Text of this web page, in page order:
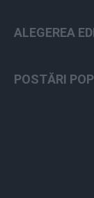
ALEGEREA
POSTĂRI